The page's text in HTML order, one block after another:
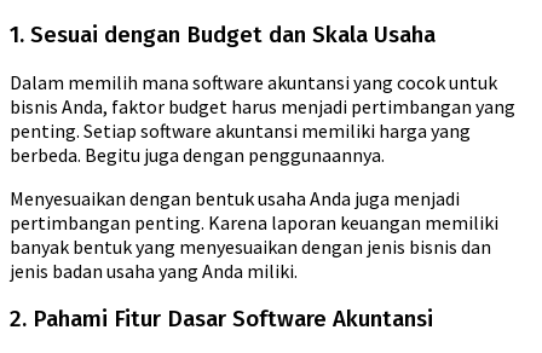
1. Sesuai dengan Budget dan Skala Usaha
Dalam memilih mana software akuntansi yang cocok untuk
bisnis Anda, faktor budget harus menjadi pertimbangan yang
penting. Setiap software akuntansi memiliki harga yang
berbeda. Begitu juga dengan penggunaannya.
Menyesuaikan dengan bentuk usaha Anda juga menjadi
pertimbangan penting. Karena laporan keuangan memiliki
banyak bentuk yang menyesuaikan dengan jenis bisnis dan
jenis badan usaha yang Anda miliki.
2. Pahami Fitur Dasar Software Akuntansi